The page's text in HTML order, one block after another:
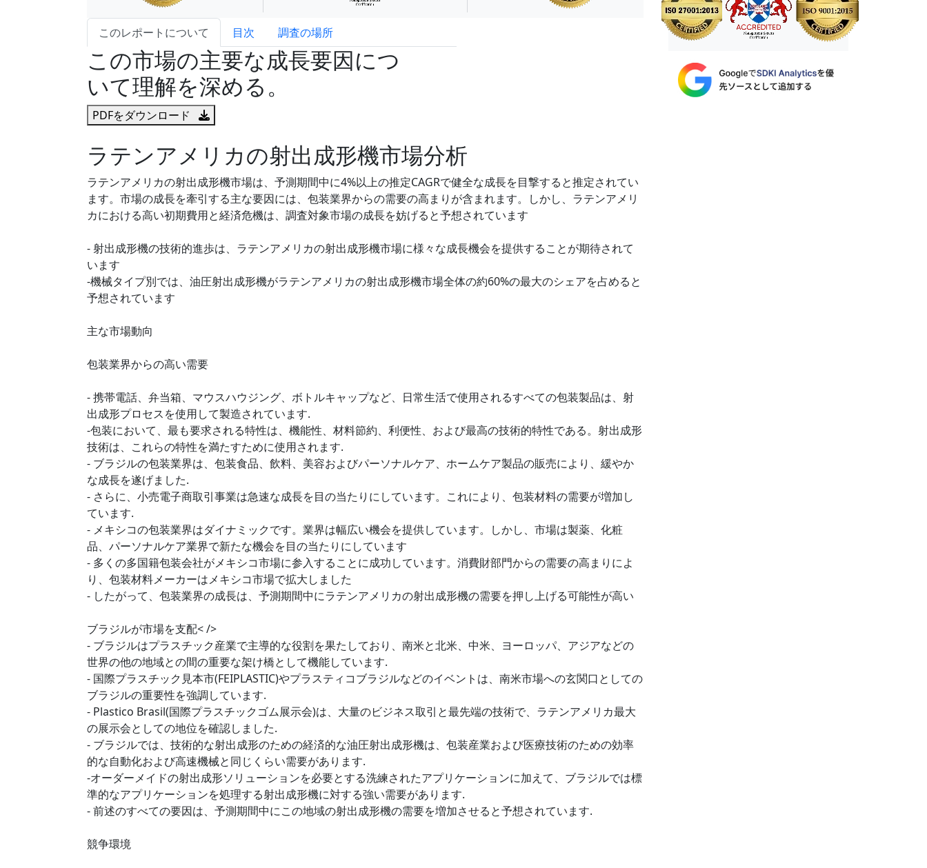
このレポートについて 目次 調査の場所
この市場の主要な成長要因につ
いて理解を深める。
PDFをダウンロード
ラテンアメリカの射出成形機市場分析
ラテンアメリカの射出成形機市場は、予測期間中に4%以上の推定CAGRで健全な成長を目撃すると推定されてい
ます。市場の成長を牽引する主な要因には、包装業界からの需要の高まりが含まれます。しかし、ラテンアメリ
カにおける高い初期費用と経済危機は、調査対象市場の成長を妨げると予想されています
- 射出成形機の技術的進歩は、ラテンアメリカの射出成形機市場に様々な成長機会を提供することが期待されて
います
-機械タイプ別では、油圧射出成形機がラテンアメリカの射出成形機市場全体の約60%の最大のシェアを占めると
予想されています
主な市場動向
包装業界からの高い需要
- 携帯電話、弁当箱、マウスハウジング、ボトルキャップなど、日常生活で使用されるすべての包装製品は、射
出成形プロセスを使用して製造されています.
-包装において、最も要求される特性は、機能性、材料節約、利便性、および最高の技術的特性である。射出成形
技術は、これらの特性を満たすために使用されます.
- ブラジルの包装業界は、包装食品、飲料、美容およびパーソナルケア、ホームケア製品の販売により、緩やか
な成長を遂げました.
- さらに、小売電子商取引事業は急速な成長を目の当たりにしています。これにより、包装材料の需要が増加し
ています.
- メキシコの包装業界はダイナミックです。業界は幅広い機会を提供しています。しかし、市場は製薬、化粧
品、パーソナルケア業界で新たな機会を目の当たりにしています
- 多くの多国籍包装会社がメキシコ市場に参入することに成功しています。消費財部門からの需要の高まりによ
り、包装材料メーカーはメキシコ市場で拡大しました
- したがって、包装業界の成長は、予測期間中にラテンアメリカの射出成形機の需要を押し上げる可能性が高い
ブラジルが市場を支配< />
- ブラジルはプラスチック産業で主導的な役割を果たしており、南米と北米、中米、ヨーロッパ、アジアなどの
世界の他の地域との間の重要な架け橋として機能しています.
- 国際プラスチック見本市(FEIPLASTIC)やプラスティコブラジルなどのイベントは、南米市場への玄関口としての
ブラジルの重要性を強調しています.
- Plastico Brasil(国際プラスチックゴム展示会)は、大量のビジネス取引と最先端の技術で、ラテンアメリカ最大
の展示会としての地位を確認しました.
- ブラジルでは、技術的な射出成形のための経済的な油圧射出成形機は、包装産業および医療技術のための効率
的な自動化および高速機械と同じくらい需要があります.
-オーダーメイドの射出成形ソリューションを必要とする洗練されたアプリケーションに加えて、ブラジルでは標
準的なアプリケーションを処理する射出成形機に対する強い需要があります.
- 前述のすべての要因は、予測期間中にこの地域の射出成形機の需要を増加させると予想されています.
競争環境